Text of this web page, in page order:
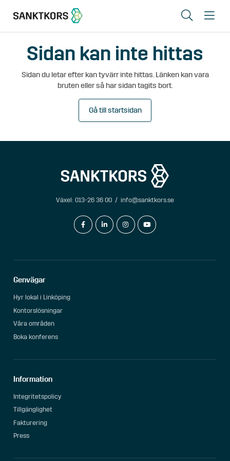
Sök
Lediga lokaler
Områden
Sidan kan inte hittas
Sidan du letar efter kan tyvärr inte hittas. Länken kan vara
bruten eller så har sidan tagits bort.
Gå till startsidan
Växel: 013-26 36 00 / info@sanktkors.se
facebook-flinkedin-ininstagramyoutube
Genvägar
Hyr lokal i Linköping
Kontorslösningar
Våra områden
Boka konferens
Information
Integritetspolicy
Tillgänglighet
Fakturering
Press